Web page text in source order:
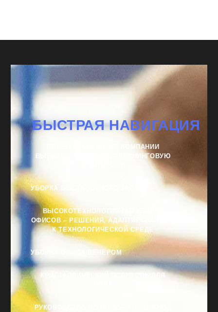
БЫСТРАЯ НАВИГАЦИЯ
ПОЧЕМУ УСПЕШНЫЕ КОМПАНИИ
ВЫБИРАЮТ ВНЕШНЮЮ КЛИНИНГОВУЮ
УБОРКА ВЫСТАВОЧНОГО ЗАЛА
ВЫСОКОТЕХНОЛОГИЧНАЯ УБОРКА
ОФИСОВ – РЕШЕНИЯ, АДАПТИРОВАННЫЕ
К ТЕХНОЛОГИЧЕСКОЙ СРЕДЕ
УБОРКА ОФИСА ВЕЧЕРОМ
КРИСТАЛЛИЧЕСКИЙ ПОЛИРОЛЬ ДЛЯ
РУКОВОДСТВО ПО ВЫБОРУ НАДЕЖНОЙ